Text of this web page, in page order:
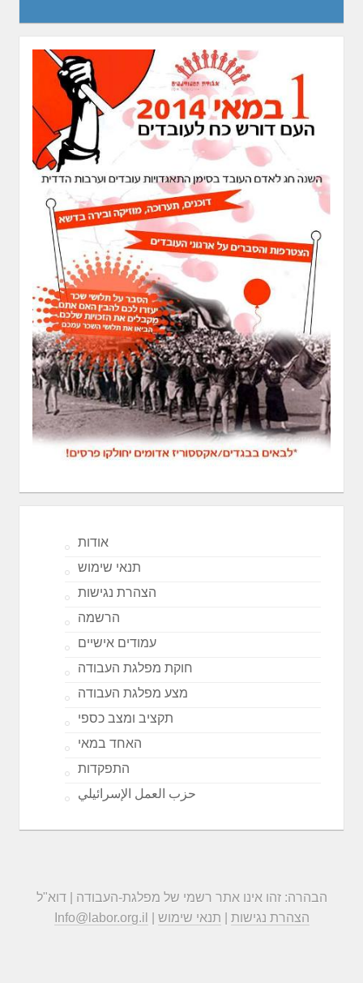
אודות
תנאי שימוש
הצהרת נגישות
הרשמה
עמודים אישיים
חוקת מפלגת העבודה
מצע מפלגת העבודה
תקציב ומצב כספי
האחד במאי
התפקדות
حزب العمل الإسرائيلي
הבהרה: זהו אינו אתר רשמי של מפלגת-העבודה | דוא"ל
Info@labor.org.il
הצהרת נגישות תנאי שימוש